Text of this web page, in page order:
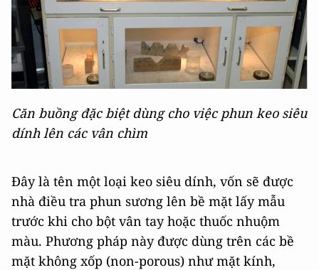
Căn buồng đặc biệt dùng cho việc phun keo siêu
dính lên các vân chìm
Đây là tên một loại keo siêu dính, vốn sẽ được
nhà điều tra phun sương lên bề mặt lấy mẫu
trước khi cho bột vân tay hoặc thuốc nhuộm
màu. Phương pháp này được dùng trên các bề
mặt không xốp (non-porous) như mặt kính,